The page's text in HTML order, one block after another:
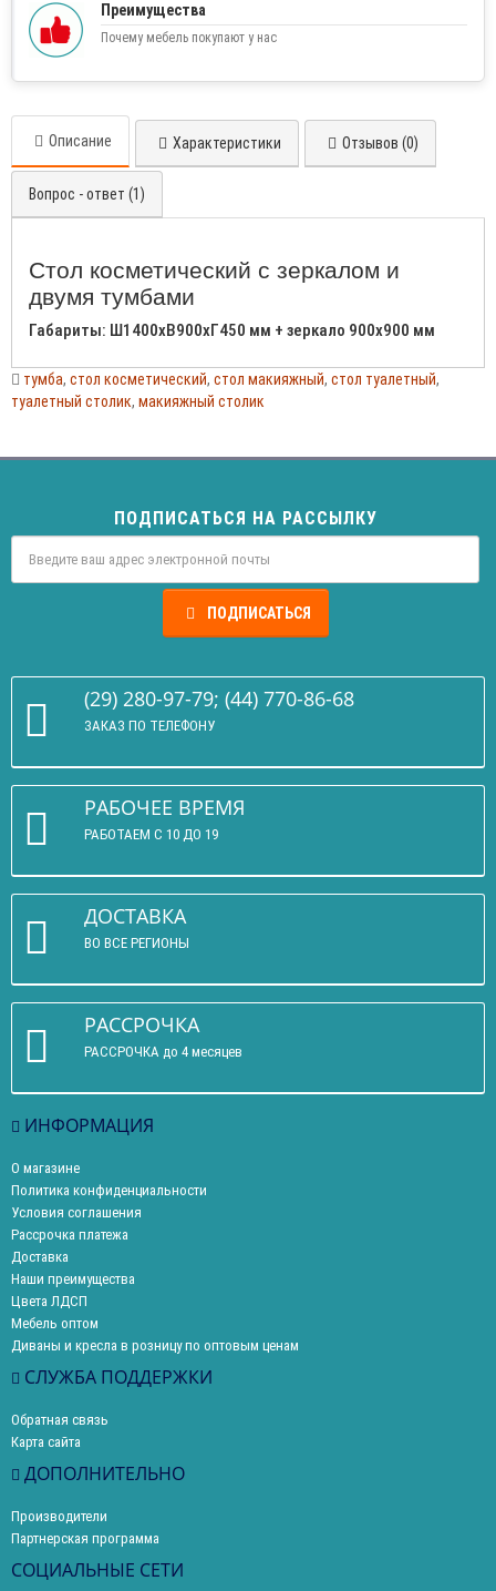
Преимущества
Почему мебель покупают у нас
Описание Характеристики Отзывов (0)
Вопрос - ответ (1)
Стол косметический с зеркалом и
двумя тумбами
Габариты: Ш1400хВ900хГ450 мм + зеркало 900х900 мм
тумба, стол косметический, стол макияжный, стол туалетный,
туалетный столик, макияжный столик
ПОДПИСАТЬСЯ НА РАССЫЛКУ
ПОДПИСАТЬСЯ
(29) 280-97-79; (44) 770-86-68
ЗАКАЗ ПО ТЕЛЕФОНУ
РАБОЧЕЕ ВРЕМЯ
РАБОТАЕМ С 10 ДО 19
ДОСТАВКА
ВО ВСЕ РЕГИОНЫ
РАССРОЧКА
РАССРОЧКА до 4 месяцев
ИНФОРМАЦИЯ
О магазине
Политика конфиденциальности
Условия соглашения
Рассрочка платежа
Доставка
Наши преимущества
Цвета ЛДСП
Мебель оптом
Диваны и кресла в розницу по оптовым ценам
СЛУЖБА ПОДДЕРЖКИ
Обратная связь
Карта сайта
ДОПОЛНИТЕЛЬНО
Производители
Партнерская программа
СОЦИАЛЬНЫЕ СЕТИ